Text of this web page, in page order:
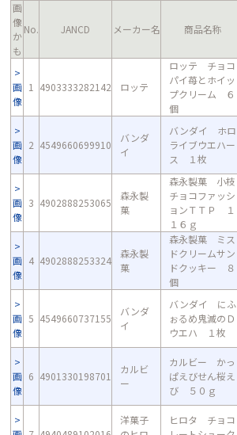
画
像
か
も
No. JANCD メーカー名 商品名称
画
像
1 4903333282142 ロッテ
ロッテ チョコ
パイ苺とホイッ
プクリーム ６
個
画
像
2 4549660699910
バンダ
イ
バンダイ ホロ
ライブウエハー
ス １枚
画
像
3 4902888253065
森永製
菓
森永製菓 小枝
チョコファッシ
ョンＴＴＰ １
１６ｇ
画
像
4 4902888253324
森永製
菓
森永製菓 ミス
ドクリームサン
ドクッキー ８
個
画
像
5 4549660737155
バンダ
イ
バンダイ にふ
ぉるめ鬼滅のＤ
ウエハ １枚
画
像
6 4901330198701
カルビ
ー
カルビー かっ
ぱえびせん桜え
び ５０ｇ
洋菓子
ヒロタ チョコ